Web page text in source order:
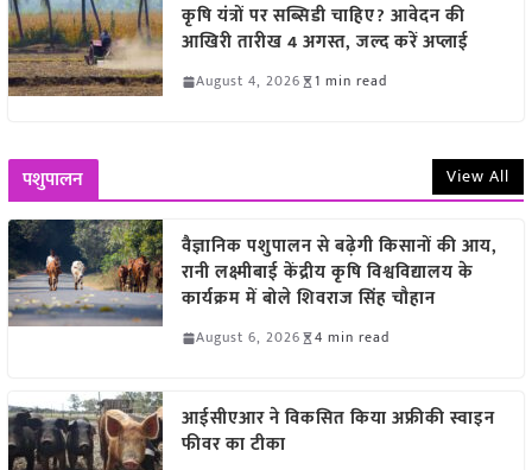
कृषि यंत्रों पर सब्सिडी चाहिए? आवेदन की
आखिरी तारीख 4 अगस्त, जल्द करें अप्लाई
August 4, 2026 1 min read
पशुपालन View All
वैज्ञानिक पशुपालन से बढ़ेगी किसानों की आय,
रानी लक्ष्मीबाई केंद्रीय कृषि विश्वविद्यालय के
कार्यक्रम में बोले शिवराज सिंह चौहान
August 6, 2026 4 min read
आईसीएआर ने विकसित किया अफ्रीकी स्वाइन
फीवर का टीका